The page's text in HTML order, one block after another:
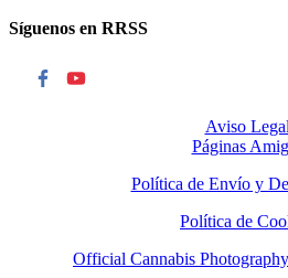
Síguenos en RRSS
Aviso Legal
Páginas
Política de Envío y
Política de
Official Cannabis